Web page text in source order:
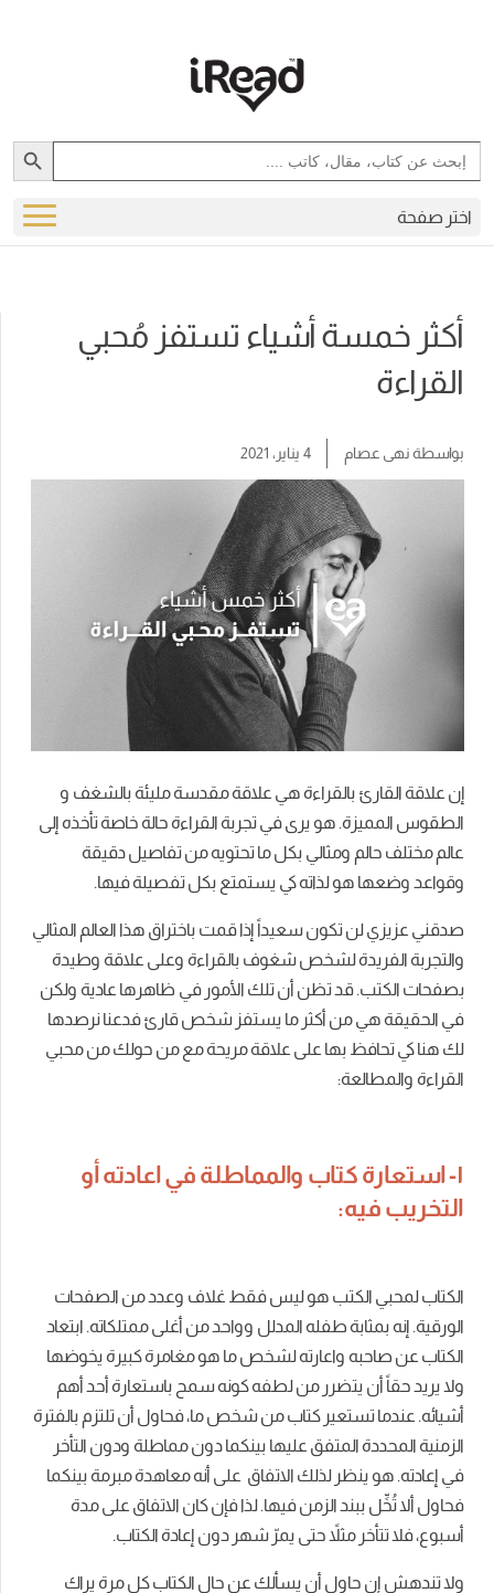
Search
for:
Search Button
اختر صفحة
أكثر خمسة أشياء تستفز مُحبي
القراءة
بواسطةنهى عصام 4 يناير، 2021
إن علاقة القارئ بالقراءة هي علاقة مقدسة مليئة بالشغف و
الطقوس المميزة. هو يرى في تجربة القراءة حالة خاصة تأخذه إلى
عالم مختلف حالم ومثالي بكل ما تحتويه من تفاصيل دقيقة
وقواعد وضعها هو لذاته كي يستمتع بكل تفصيلة فيها.
صدقني عزيزي لن تكون سعيداً إذا قمت باختراق هذا العالم المثالي
والتجربة الفريدة لشخص شغوف بالقراءة وعلى علاقة وطيدة
بصفحات الكتب. قد تظن أن تلك الأمور في ظاهرها عادية ولكن
في الحقيقة هي من أكثر ما يستفز شخص قارئ فدعنا نرصدها
لك هنا كي تحافظ بها على علاقة مريحة مع من حولك من محبي
القراءة والمطالعة:
١- استعارة كتاب والمماطلة في اعادته أو
التخريب فيه:
الكتاب لمحبي الكتب هو ليس فقط غلاف وعدد من الصفحات
الورقية. إنه بمثابة طفله المدلل وواحد من أغلى ممتلكاته. ابتعاد
الكتاب عن صاحبه واعارته لشخص ما هو مغامرة كبيرة يخوضها
ولا يريد حقاً أن يتضرر من لطفه كونه سمح باستعارة أحد أهم
أشيائه. عندما تستعير كتاب من شخص ما، فحاول أن تلتزم بالفترة
الزمنية المحددة المتفق عليها بينكما دون مماطلة ودون التأخر
في إعادته. هو ينظر لذلك الاتفاق على أنه معاهدة مبرمة بينكما
فحاول ألا تُخِّل ببند الزمن فيها. لذا فإن كان الاتفاق على مدة
أسبوع، فلا تتأخر مثلاً حتى يمرّ شهر دون إعادة الكتاب.
ولا تندهش إن حاول أن يسألك عن حال الكتاب كل مرة يراك